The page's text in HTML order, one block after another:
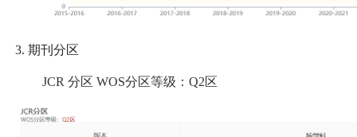
3. 期刊分区
JCR 分区 WOS分区等级：Q2区